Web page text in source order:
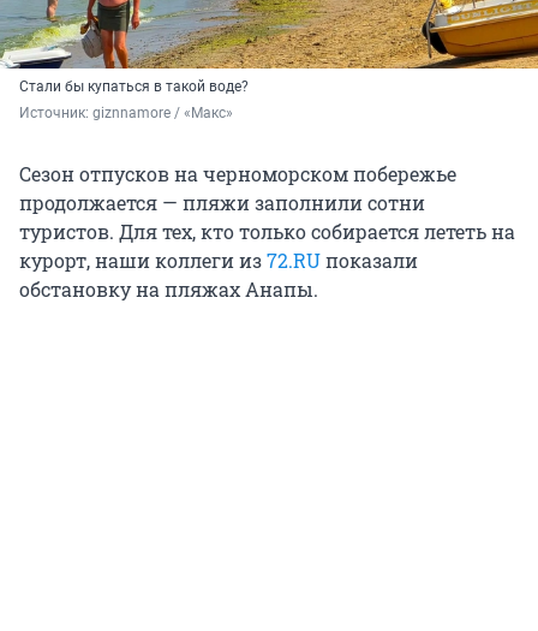
Стали бы купаться в такой воде?
Источник: giznnamore / «Макс»
Сезон отпусков на черноморском побережье
продолжается — пляжи заполнили сотни
туристов. Для тех, кто только собирается лететь на
курорт, наши коллеги из72.RUпоказали
обстановку на пляжах Анапы.